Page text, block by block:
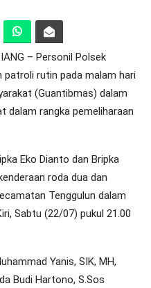
– Personil Polsek
patroli rutin pada malam hari
(Guantibmas) dalam
dalam rangka pemeliharaan
Eko Dianto dan Bripka
roda dua dan
Tenggulun dalam
Sabtu (22/07) pukul 21.00
Yanis, SIK, MH,
Budi Hartono, S.Sos